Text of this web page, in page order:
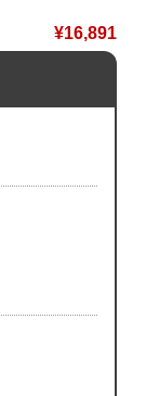
¥16,891